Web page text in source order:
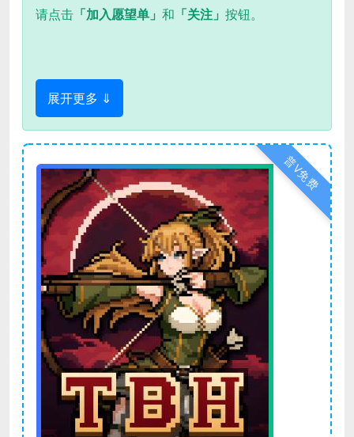
请点击 「加入愿望单」 和 「关注」 按钮。
展开更多 ⇓
普V免费